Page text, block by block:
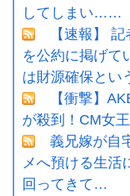
してしまい……
【速報】
を公約に掲げ
は財源確保とい
【衝撃】
が殺到！CM女
義兄嫁が自
メへ預ける生活
回ってきて…